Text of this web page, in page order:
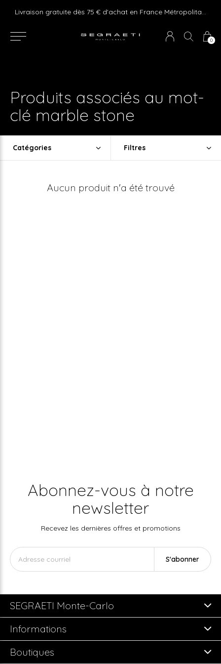
0
Livraison gratuite dès 75 € d'achat en France Métropolitaine et Monaco (hors mobilier)
Produits associés au mot-
clé marble stone
Catégories Filtres
Aucun produit n'a été trouvé
Abonnez-vous à notre
newsletter
Recevez les dernières offres et promotions
S'abonner
SEGRAETI Monte-Carlo
Informations
Boutiques